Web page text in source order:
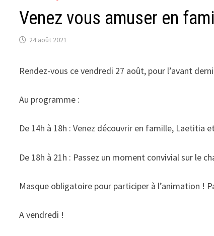
Venez vous amuser en
24 août 2021
Rendez-vous ce vendredi 27 août, pour l’avant
Au programme :
De 14h à 18h : Venez découvrir en famille, Laetitia
De 18h à 21h : Passez un moment convivial sur le
Masque obligatoire pour participer à l’animation !
A vendredi !